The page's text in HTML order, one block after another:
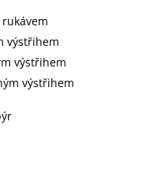
výstřihem
výstřihem
výstřihem